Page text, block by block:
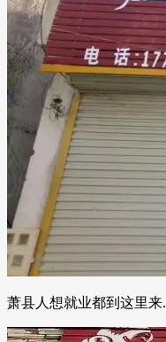
萧县人想就业都到这里来